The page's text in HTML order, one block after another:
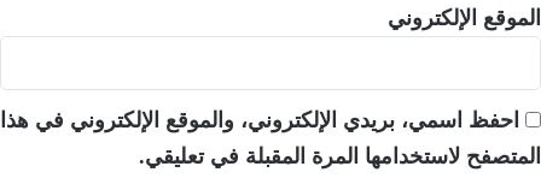
الموقع الإلكتروني
احفظ اسمي، بريدي الإلكتروني، والموقع الإلكتروني في هذا
المتصفح لاستخدامها المرة المقبلة في تعليقي.